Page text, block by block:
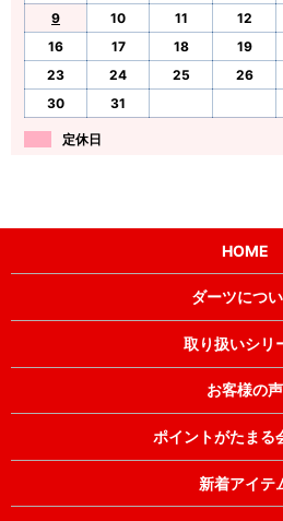
9
10 11 12
16
17 18 19
23
24 25 26
30
31
定休日
HOME
ダーツにつ
取り扱いシリ
お客様の声
ポイントがたまる
新着アイテ